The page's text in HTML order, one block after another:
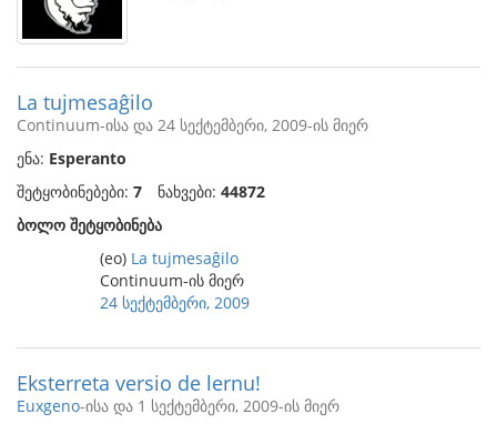
La tujmesaĝilo
Continuum-ისა და 24 სექტემბერი, 2009-ის მიერ
ენა: Esperanto
შეტყობინებები: 7 ნახვები: 44872
ბოლო შეტყობინება
(eo) La tujmesaĝilo
Continuum-ის მიერ
24 სექტემბერი, 2009
Eksterreta versio de lernu!
Euxgeno-ისა და 1 სექტემბერი, 2009-ის მიერ